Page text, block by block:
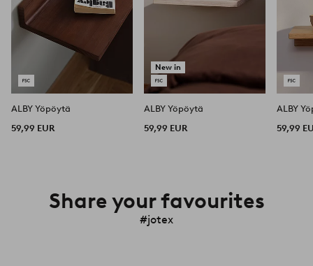
ALBY Yöpöytä
59,99 EUR
New in
ALBY Yöpöytä
59,99 EUR
ALBY
59,99
Share your favourites
#jotex